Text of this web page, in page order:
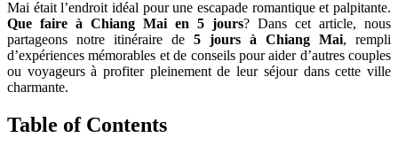
Mai était l’endroit idéal pour une escapade romantique et palpitante.
Que faire à Chiang Mai en 5 jours? Dans cet article, nous
partageons notre itinéraire de 5 jours à Chiang Mai, rempli
d’expériences mémorables et de conseils pour aider d’autres couples
ou voyageurs à profiter pleinement de leur séjour dans cette ville
charmante.
Table of Contents